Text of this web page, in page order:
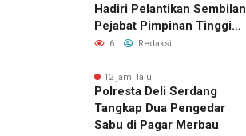
Hadiri Pelantikan Sembilan
Pejabat Pimpinan Tinggi
Pratama Pemda DIY
6 Redaksi
12 jam lalu
Polresta Deli Serdang
Tangkap Dua Pengedar
Sabu di Pagar Merbau